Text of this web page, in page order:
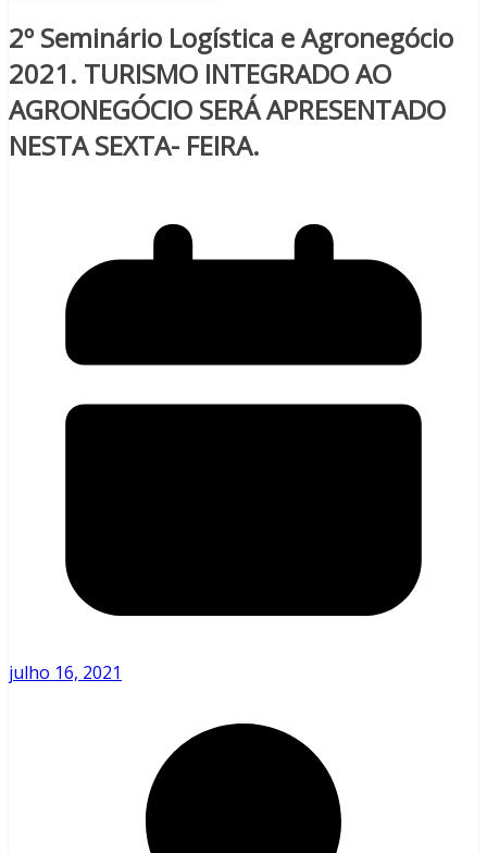
2º Seminário Logística e Agronegócio
2021. TURISMO INTEGRADO AO
AGRONEGÓCIO SERÁ APRESENTADO
NESTA SEXTA- FEIRA.
julho 16, 2021